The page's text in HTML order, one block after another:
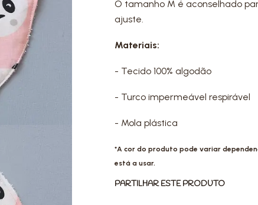
O tamanho M é aconselhado
ajuste.
Materiais:
- Tecido 100% algodão
- Turco impermeável respirável
- Mola plástica
*A cor do produto pode variar
está a usar.
PARTILHAR ESTE PRODUTO